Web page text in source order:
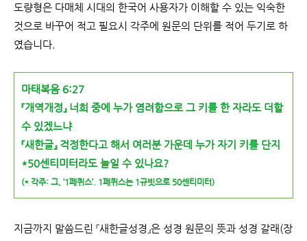
도량형은 다매체 시대의 한국어 사용자가 이해할 수 있는 익숙한
것으로 바꾸어 적고 필요시 각주에 원문의 단위를 적어 두기로 하
였습니다.
마태복음 6:27
『개역개정』 너희 중에 누가 염려함으로 그 키를 한 자라도 더할
수 있겠느냐
『새한글』 걱정한다고 해서 여러분 가운데 누가 자기 키를 단지
*50센티미터라도 늘일 수 있나요?
(* 각주: 그, ‘1페퀴스’. 1페퀴스는 1규빗으로 50센티미터)
지금까지 말씀드린 『새한글성경』은 성경 원문의 뜻과 성경 갈래(장